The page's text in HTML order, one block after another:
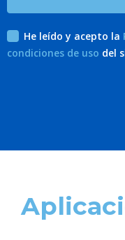
He leído y acepto la
condiciones de uso del